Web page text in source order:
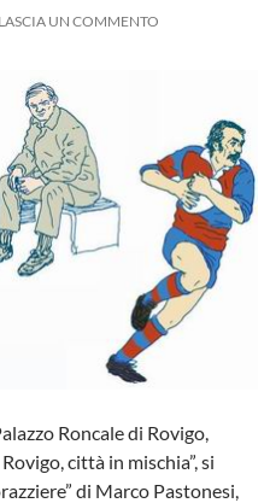
LASCIA UN COMMENTO
Roncale di Rovigo,
città in mischia”, si
di Marco Pastonesi,